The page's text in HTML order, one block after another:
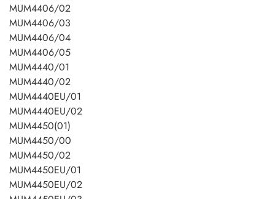
MUM4406/02
MUM4406/03
MUM4406/04
MUM4406/05
MUM4440/01
MUM4440/02
MUM4440EU/01
MUM4440EU/02
MUM4450(01)
MUM4450/00
MUM4450/02
MUM4450EU/01
MUM4450EU/02